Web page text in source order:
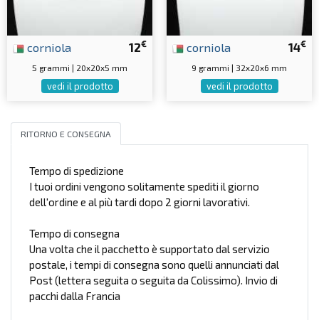
12€
corniola
5 grammi | 20x20x5 mm
vedi il prodotto
14€
corniola
9 grammi | 32x20x6 mm
vedi il prodotto
RITORNO E CONSEGNA
Tempo di spedizione
I tuoi ordini vengono solitamente spediti il giorno
dell'ordine e al più tardi dopo 2 giorni lavorativi.
Tempo di consegna
Una volta che il pacchetto è supportato dal servizio
postale, i tempi di consegna sono quelli annunciati dal
Post (lettera seguita o seguita da Colissimo). Invio di
pacchi dalla Francia